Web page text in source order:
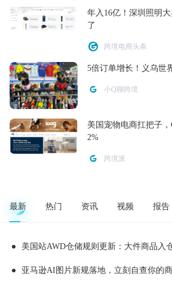
年入16亿！深圳照明
了
跨境电商头条
5倍订单增长！义乌世
小Q聊跨境
美国宠物电商扛把子
2%
跨境派
最新 热门 资讯 视频 报告
美国站AWD仓储规则更新：大件商品入
亚马逊AI图片新规落地，立刻自查你的